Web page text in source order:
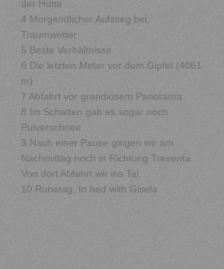
der Hütte
4 Morgendlicher Aufstieg bei
Traumwetter
5 Beste Verhältnisse
6 Die letzten Meter vor dem Gipfel (4061
m)
7 Abfahrt vor grandiosem Panorama
8 Im Schatten gab es sogar noch
Pulverschnee
9 Nach einer Pause gingen wir am
Nachmittag noch in Richtung Tresenta.
Von dort Abfahrt wir ins Tal.
10 Ruhetag. In bed with Gisela